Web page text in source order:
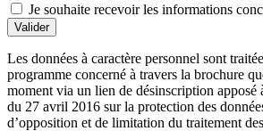
Je souhaite recevoir les informations
Valider
Les données à caractère personnel sont
programme concerné à travers la brochure
moment via un lien de désinscription
du 27 avril 2016 sur la protection des
d’opposition et de limitation du traitement